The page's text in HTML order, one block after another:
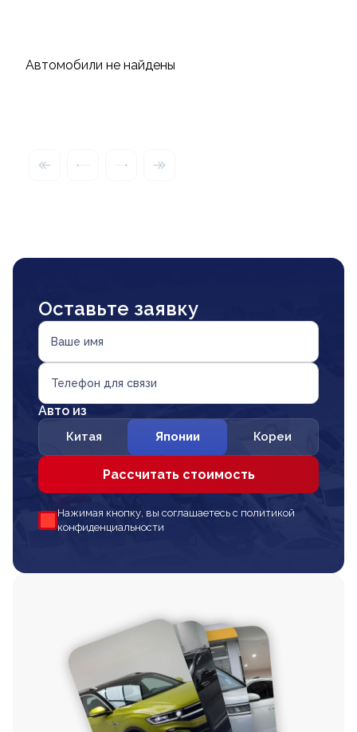
Автомобили не найдены
Оставьте заявку
Ваше имя
Телефон для связи
Авто из
Китая Японии Кореи
Рассчитать стоимость
Нажимая кнопку, вы соглашаетесь с политикой
конфиденциальности